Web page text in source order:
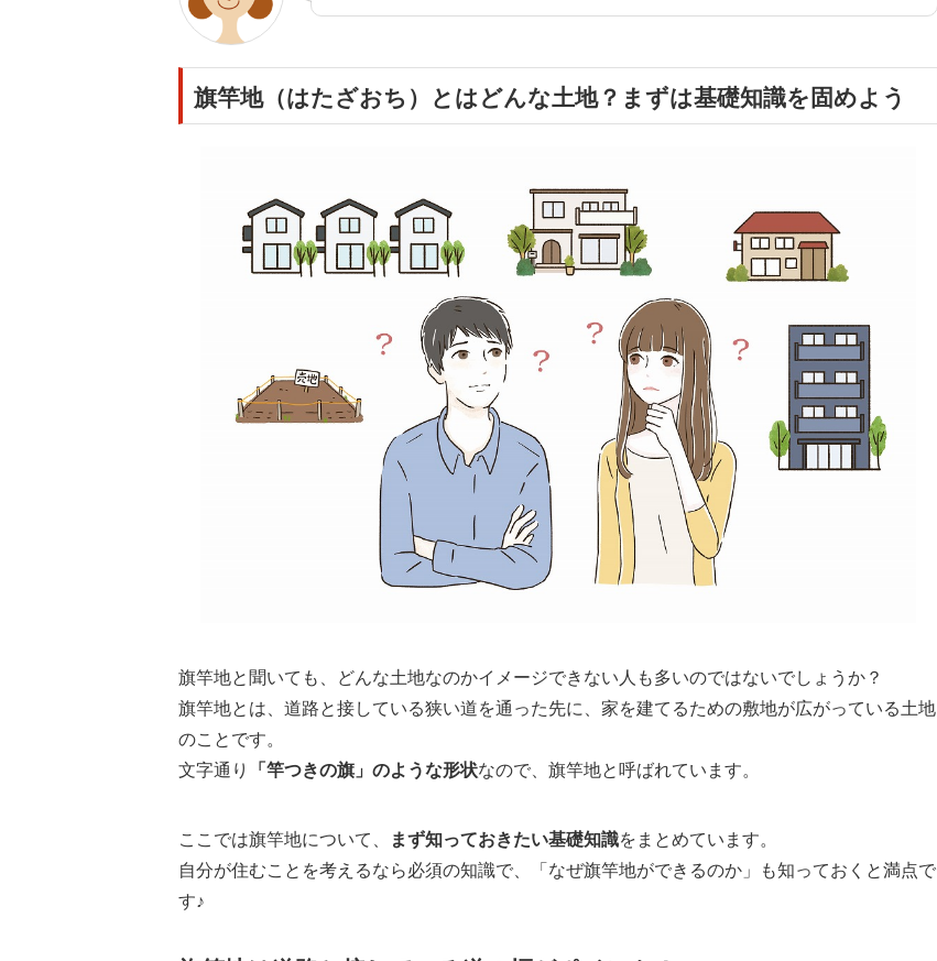
旗竿地（はたざおち）とはどんな土地？まずは基礎知識を固めよう
旗竿地と聞いても、どんな土地なのかイメージできない人も多いのではないでしょうか？
旗竿地とは、道路と接している狭い道を通った先に、家を建てるための敷地が広がっている土地
のことです。
文字通り
「竿つきの旗」のような形状なので、旗竿地と呼ばれています。
ここでは旗竿地について、 まず知っておきたい基礎知識をまとめています。
自分が住むことを考えるなら必須の知識で、「なぜ旗竿地ができるのか」も知っておくと満点で
す♪